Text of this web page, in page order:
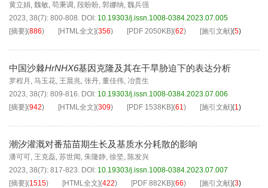
黄立娟, 魏敏, 苟秉调 , 段盼盼, 郭娜纳, 魏兵强
2023, 38(7): 800-808. DOI: 10.19303/j.issn.1008-0384.2023.07.005
[摘要](886) [HTML全文](356) [PDF 2050KB](62) [施引文献](5)
中国沙棘HrNHX6基因克隆及其在干旱胁迫下的表达分析
罗程月 , 马玉花, 王晨兆, 张丹, 董佳伟, 冶贵生
2023, 38(7): 809-816. DOI: 10.19303/j.issn.1008-0384.2023.07.006
[摘要](942) [HTML全文](309) [PDF 1538KB](61) [施引文献](1)
潮汐灌溉对番茄苗期生长及基质水分耗散的影响
潘可可, 王克磊, 苏世闻 , 朱隆静, 徐坚, 陈发兴
2023, 38(7): 817-823. DOI: 10.19303/j.issn.1008-0384.2023.07.007
[摘要](1515) [HTML全文](422) [PDF 882KB](66) [施引文献](3)